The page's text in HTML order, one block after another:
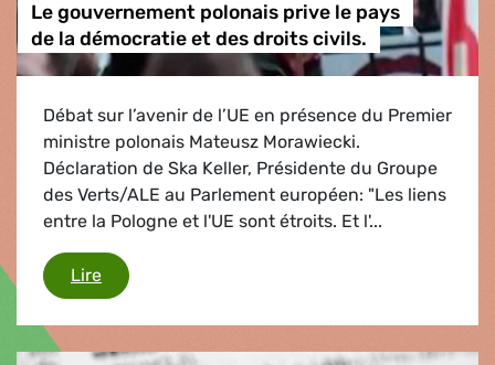
Le gouvernement polonais prive le pays
de la démocratie et des droits civils.
Débat sur l’avenir de l’UE en présence du Premier
ministre polonais Mateusz Morawiecki.
Déclaration de Ska Keller, Présidente du Groupe
des Verts/ALE au Parlement européen: "Les liens
entre la Pologne et l'UE sont étroits. Et l'...
LireLe gouvernement polonais prive le pays de la